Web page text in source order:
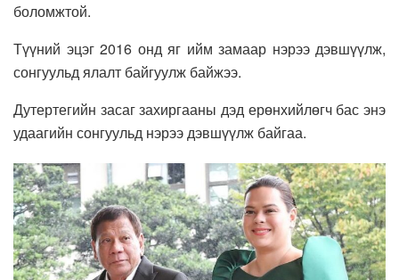
боломжтой.
Түүний эцэг 2016 онд яг ийм замаар нэрээ дэвшүүлж,
сонгуульд ялалт байгуулж байжээ.
Дутертегийн засаг захиргааны дэд ерөнхийлөгч бас энэ
удаагийн сонгуульд нэрээ дэвшүүлж байгаа.